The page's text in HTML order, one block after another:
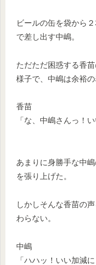
ビールの缶を袋から
で差し出す中嶋。
ただただ困惑する香
様子で、中嶋は余裕
香苗
「な、中嶋さんっ！
あまりに身勝手な中
を張り上げた。
しかしそんな香苗の
わらない。
中嶋
「ハハッ！いい加減